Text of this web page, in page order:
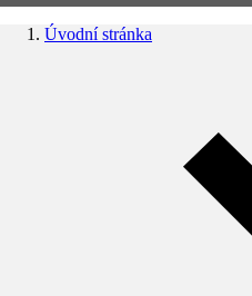
Úvodní stránka